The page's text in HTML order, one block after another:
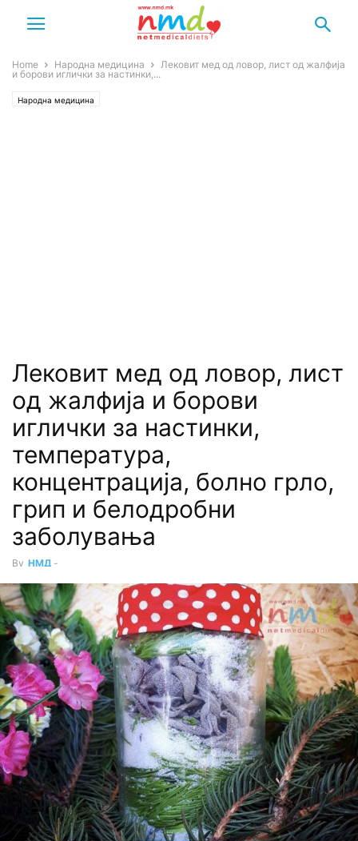
Home Народна медицина
Лековит мед од ловор, лист од жалфија
и борови иглички за настинки,...
Народна медицина
Лековит мед од ловор, лист
од жалфија и борови
иглички за настинки,
температура,
концентрација, болно грло,
грип и белодробни
заболувања
By НМД -